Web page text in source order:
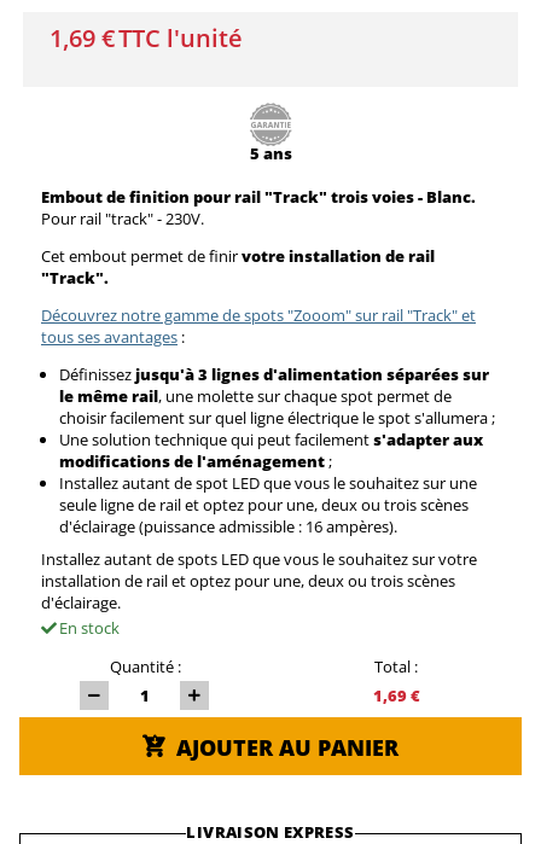
1,69 €TTC l'unité
5 ans
Embout de finition pour rail "Track" trois voies - Blanc.
Pour rail "track" - 230V.
Cet embout permet de finirvotre installation de rail
"Track".
Découvrez notre gamme de spots "Zooom" sur rail "Track" et
tous ses avantages :
Définissezjusqu'à 3 lignes d'alimentation séparées sur
le même rail, une molette sur chaque spot permet de
choisir facilement sur quel ligne électrique le spot s'allumera ;
Une solution technique qui peut facilements'adapter aux
modifications de l'aménagement ;
Installez autant de spot LED que vous le souhaitez sur une
seule ligne de rail et optez pour une, deux ou trois scènes
d'éclairage (puissance admissible : 16 ampères).
Installez autant de spots LED que vous le souhaitez sur votre
installation de rail et optez pour une, deux ou trois scènes
d'éclairage.
En stock
Quantité :
Total :
1,69 €
AJOUTER AU PANIER
LIVRAISON EXPRESS